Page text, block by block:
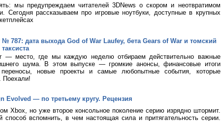
мы предупреждаем читателей 3DNews о скором и неотвратимом
Сегодня рассказываем про игровые ноутбуки, доступные в крупных
787: дата выхода God of War Laufey, бета Gears of War и томский
— место, где мы каждую неделю отбираем действительно важные
шума. В этом выпуске — громкие анонсы, финансовые итоги
новые проекты и самые любопытные события, которые
Поехали!
Evolved — по третьему кругу. Рецензия
Xbox, но уже второе консольное поколение серию изрядно штормит.
вспомнить, в чем настоящая сила и притягательность серии.